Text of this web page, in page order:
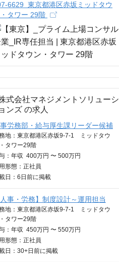
6629 東京都港区赤坂ミッドタウ
タワー 29階
式会社マネジメントソリューシ
ョンズ の求人
事労務部・給与厚生課リーダー候補
地：東京都港区赤坂9-7-1 ミッドタウ
タワー29階
： 年収 400万円 〜 500万円
形態：正社員
日： 6日 前に掲載
人事・労務】制度設計～運用担当
地：東京都港区赤坂9-7-1 ミッドタウ
タワー29階
： 年収 450万円 〜 550万円
形態：正社員
日： 30+日 前に掲載